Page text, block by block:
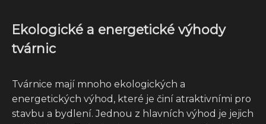
Ekologické a energetické výhody
tvárnic
Tvárnice mají mnoho ekologických a
energetických výhod, které je činí atraktivními pro
stavbu a bydlení. Jednou z hlavních výhod je jejich